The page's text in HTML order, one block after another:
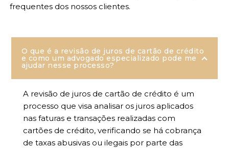
frequentes dos nossos clientes.
O que é a revisão de juros de cartão de crédito
e como um advogado especializado pode me
ajudar nesse processo?
A revisão de juros de cartão de crédito é um
processo que visa analisar os juros aplicados
nas faturas e transações realizadas com
cartões de crédito, verificando se há cobrança
de taxas abusivas ou ilegais por parte das